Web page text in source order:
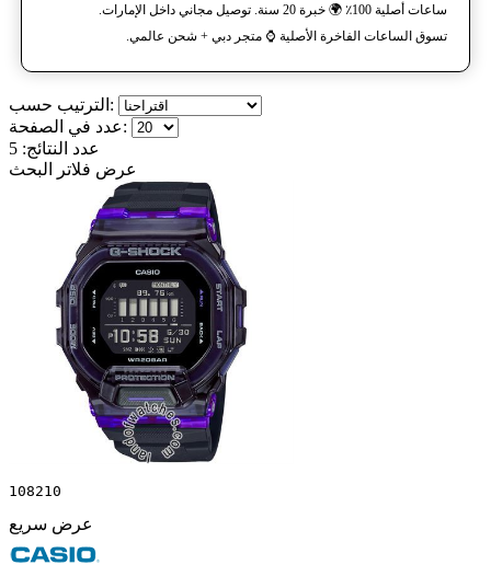
ساعات أصلية 100٪ 🌍 خبرة 20 سنة. توصيل مجاني داخل الإمارات.
تسوق الساعات الفاخرة الأصلية ⌚️ متجر دبي + شحن عالمي.
الترتيب حسب:
عدد في الصفحة:
عدد النتائج: 5
عرض فلاتر البحث
108210
عرض سريع